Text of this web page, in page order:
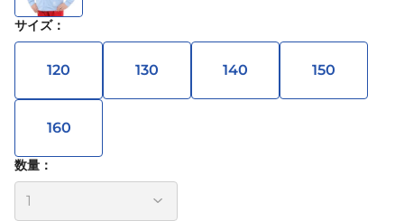
サイズ：
120 130 140 150
160
数量：